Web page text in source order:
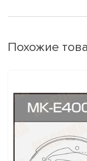
Похожие